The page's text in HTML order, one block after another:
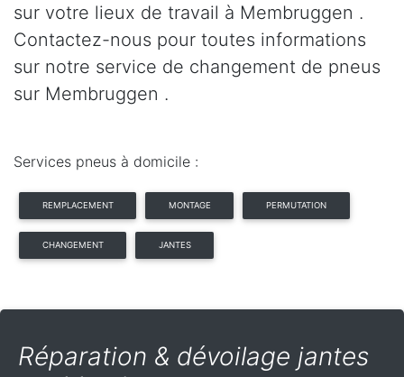
sur votre lieux de travail à Membruggen .
Contactez-nous pour toutes informations
sur notre service de changement de pneus
sur Membruggen .
Services pneus à domicile :
REMPLACEMENT MONTAGE PERMUTATION
CHANGEMENT JANTES
Réparation & dévoilage jantes